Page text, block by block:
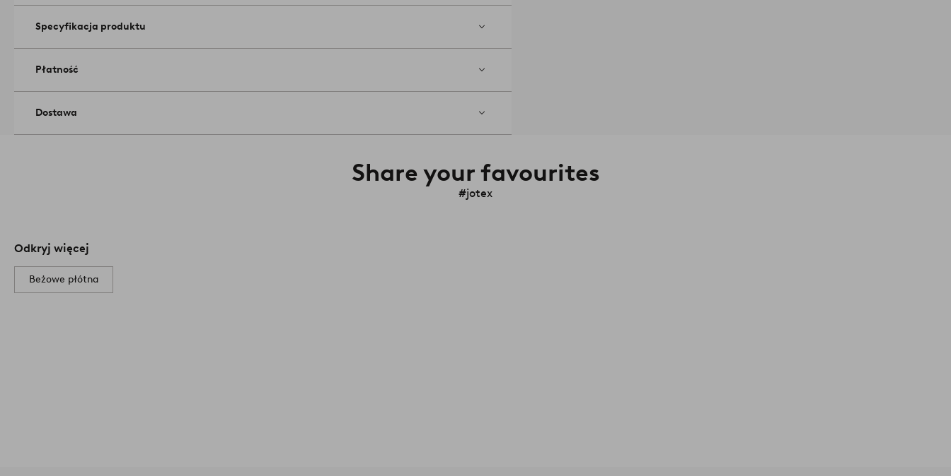
suszarce w niskiej temperaturze. Prasować średnią temperaturą. Nie prać chemicznie. Skurcz maks.
5 %. Numer artykułu: 2136462-02
Specyfikacja produktu
Płatność
Dostawa
Share your favourites
#jotex
Odkryj więcej
Beżowe płótna